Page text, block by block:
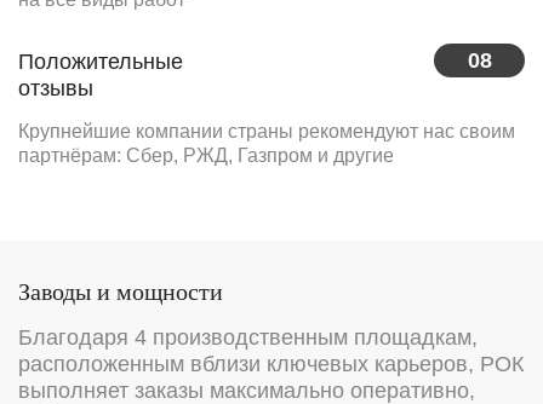
08
Положительные
отзывы
Крупнейшие компании страны рекомендуют нас своим
партнёрам: Сбер, РЖД, Газпром и другие
Заводы и мощности
Благодаря 4 производственным площадкам,
расположенным вблизи ключевых карьеров, РОК
выполняет заказы максимально оперативно,